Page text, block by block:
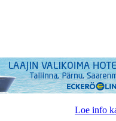
Loe info